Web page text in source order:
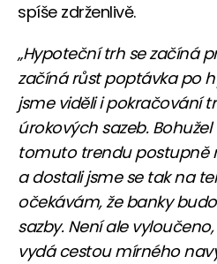
spíše zdrženlivě.
„Hypoteční trh se začíná
začíná růst poptávka po
jsme viděli i pokračování
úrokových sazeb.
tomuto trendu postupně
a dostali jsme se tak na
očekávám, že banky
sazby. Není ale
vydá cestou mírného